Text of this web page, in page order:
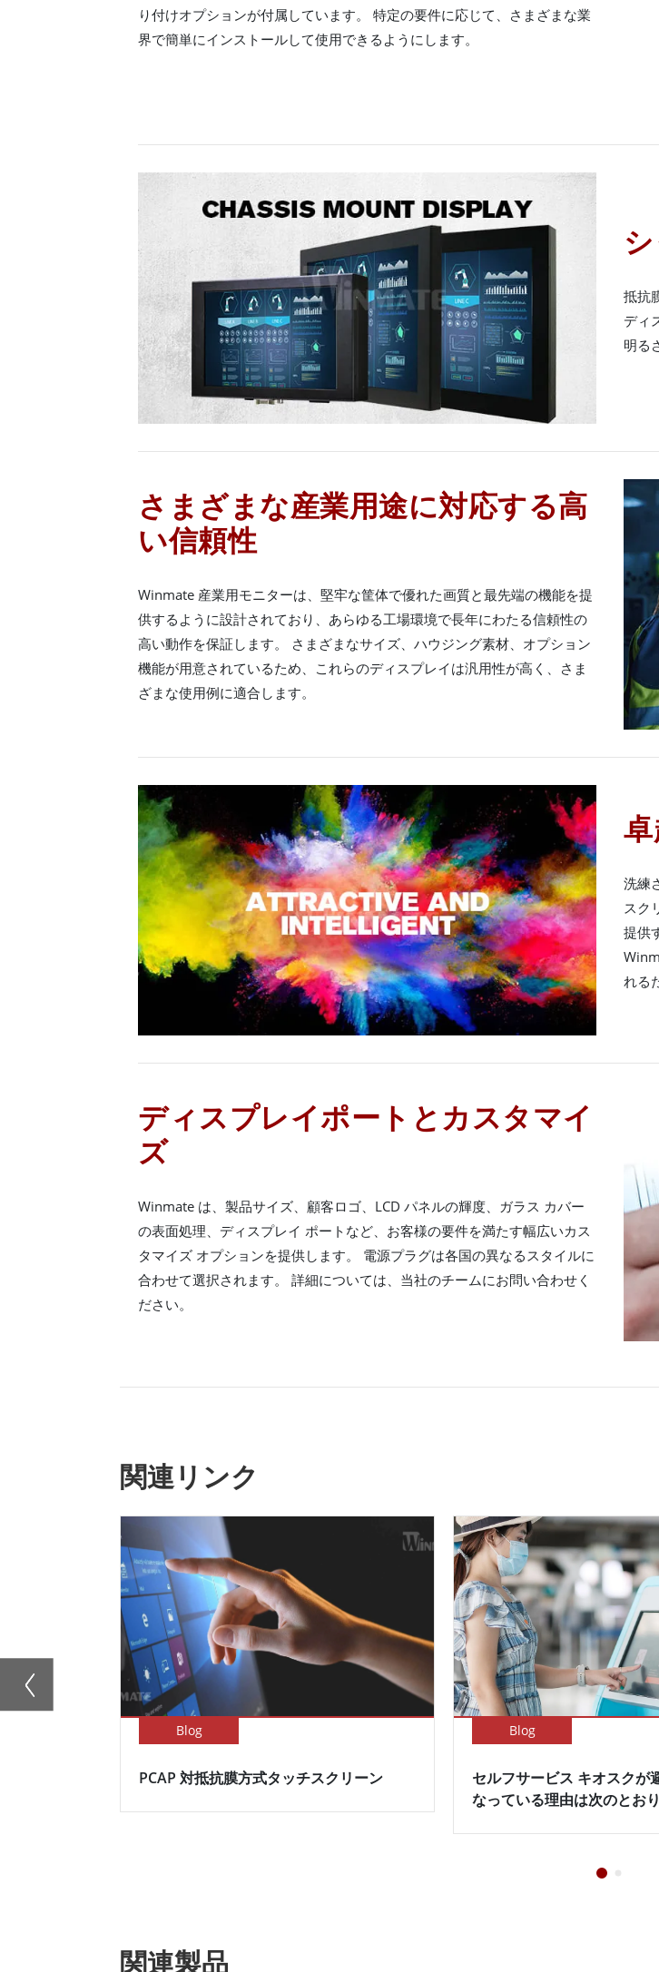
り付けオプションが付属しています。 特定の要件に応じて、さまざまな業
界で簡単にインストールして使用できるようにします。
抵抗
ディ
明る
さまざまな産業用途に対応する高
い信頼性
Winmate 産業用モニターは、堅牢な筐体で優れた画質と最先端の機能を提
供するように設計されており、あらゆる工場環境で長年にわたる信頼性の
高い動作を保証します。 さまざまなサイズ、ハウジング素材、オプション
機能が用意されているため、これらのディスプレイは汎用性が高く、さま
ざまな使用例に適合します。
洗練
スク
提供
れる
ディスプレイポートとカスタマイ
ズ
Winmate は、製品サイズ、顧客ロゴ、LCD パネルの輝度、ガラス カバー
の表面処理、ディスプレイ ポートなど、お客様の要件を満たす幅広いカス
タマイズ オプションを提供します。 電源プラグは各国の異なるスタイルに
合わせて選択されます。 詳細については、当社のチームにお問い合わせく
ださい。
関連リンク
Blog
PCAP 対抵抗膜方式タッチスクリーン
Blog
セルフサービス キオスクが
なっている理由は次のとお
関連製品